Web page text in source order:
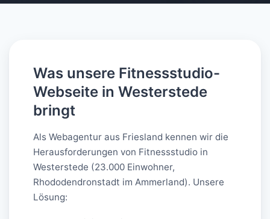
Was unsere Fitnessstudio-
Webseite in Westerstede
bringt
Als Webagentur aus Friesland kennen wir die
Herausforderungen von Fitnessstudio in
Westerstede (23.000 Einwohner,
Rhododendronstadt im Ammerland). Unsere
Lösung: